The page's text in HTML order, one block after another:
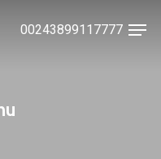
00243899117777